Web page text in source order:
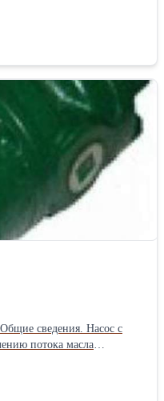
до 400 мм2/с в
оборудования при
окружающей
в насос, должно быть
более 0,025 мм. Насосы
вращения вала (по
привода).
1500
потока масла
до 213 мм2/с в
оборудования при